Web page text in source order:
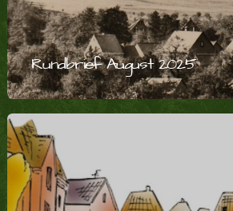
Rundbrief August 2025